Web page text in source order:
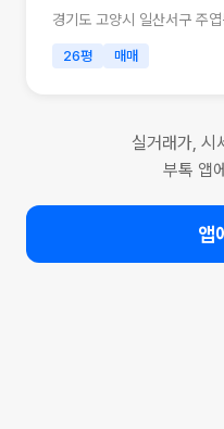
경기도 고양시 일산서구 주
26평 매매
실거래가, 시
부톡 앱
앱